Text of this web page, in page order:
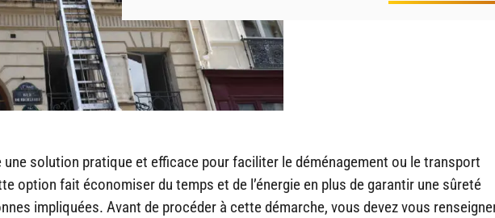
solution pratique et efficace pour faciliter le déménagement ou le transport
option fait économiser du temps et de l’énergie en plus de garantir une sûreté
impliquées. Avant de procéder à cette démarche, vous devez vous